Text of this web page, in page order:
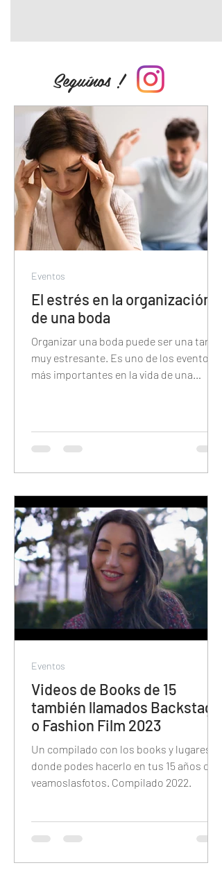
Seguínos !
El estrés en la organización
de una boda
Organizar una boda puede ser una tarea
muy estresante. Es uno de los eventos
más importantes en la vida de una
Eventos
Videos de Books de 15
también llamados Backstage
o Fashion Film 2023
Un compilado con los books y lugares
donde podes hacerlo en tus 15 años con
veamoslasfotos. Compilado 2022.
Eventos